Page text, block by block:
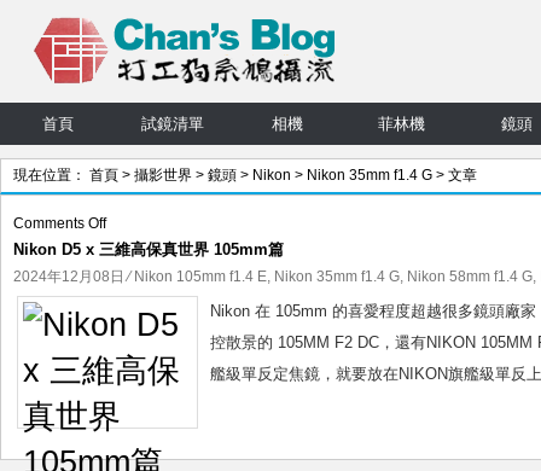
首頁 試鏡清單 相機 菲林機 鏡頭
現在位置： 首頁 > 攝影世界 > 鏡頭 > Nikon > Nikon 35mm f1.4 G > 文章
Comments Offon
Nikon
D5
x
三
維
高
保
真
世
Nikon D5 x 三維高保真世界 105mm篇
2024年12月08日 ⁄ Nikon 105mm f1.4 E, Nikon 35mm f1.4 G, Nikon 58mm f1.4 G,
Nikon 在 105mm 的喜愛程度超越很多鏡頭廠
控散景的 105MM F2 DC，還有NIKON
艦級單反定焦鏡，就要放在NIKON旗艦級單